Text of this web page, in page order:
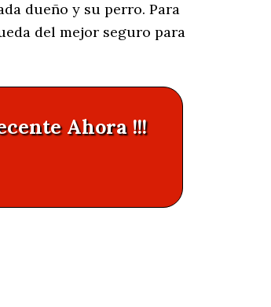
dueño y su perro. Para
del mejor seguro para
Ahora !!!